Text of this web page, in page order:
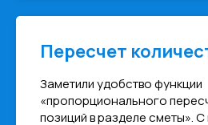
Пересчет
Заметили удобство функции
«пропорционального
позиций в разделе сметы».